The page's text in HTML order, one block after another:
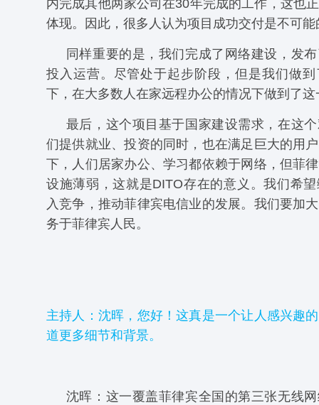
内完成其他两家公司在30年完成的工作，这也
体现。因此，很多人认为项目成功交付是不可能
同样重要的是，我们完成了网络建设，发
投入运营。尽管处于起步阶段，但是我们做
下，在大多数人在家远程办公的情况下做到了这
最后，这个项目基于国家建设需求，在这
们提供就业、投资的同时，也在满足巨大的用
下，人们居家办公、学习都依赖于网络，但菲
设施薄弱，这就是DITO存在的意义。我们希
入竞争，推动菲律宾电信业的发展。我们要加
务于菲律宾人民。
主持人：沈晖，您好！这真是一个让人感兴趣
道更多细节和背景。
沈晖：这一覆盖菲律宾全国的第三张无线